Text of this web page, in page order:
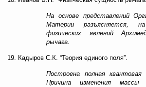
На основе представлений
Материи разъясняется,
физических явлений
рычага.
19. Кадыров С.К. “Теория единого поля”.
Построена полная квантовая
Причина изменения